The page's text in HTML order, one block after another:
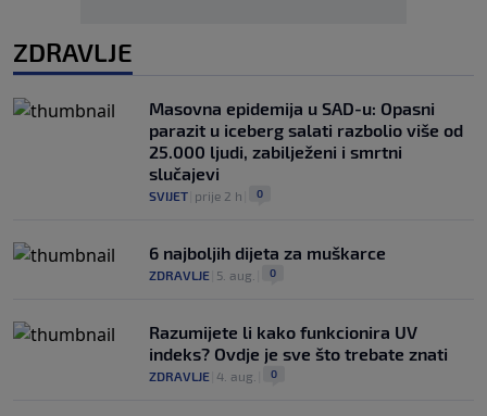
ZDRAVLJE
Masovna epidemija u SAD-u: Opasni
parazit u iceberg salati razbolio više od
25.000 ljudi, zabilježeni i smrtni
slučajevi
SVIJET prije 2 h 0
6 najboljih dijeta za muškarce
ZDRAVLJE 5. aug. 0
Razumijete li kako funkcionira UV
indeks? Ovdje je sve što trebate znati
ZDRAVLJE 4. aug. 0